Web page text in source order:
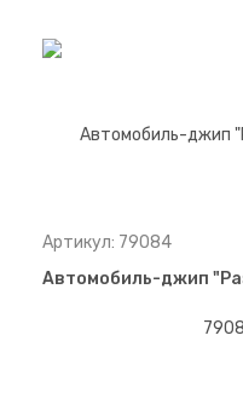
Артикул: 79084
Автомобиль-джип